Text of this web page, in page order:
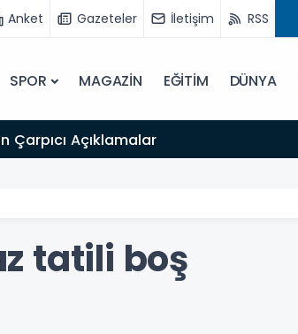
Anket Gazeteler İletişim RSS
SPOR MAGAZİN EĞİTİM DÜNYA
Çarpıcı Açıklamalar
tatili boş